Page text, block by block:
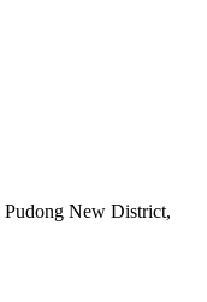
New District,